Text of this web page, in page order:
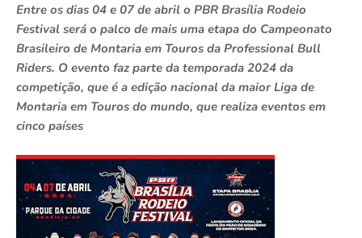
Entre os dias 04 e 07 de abril o PBR Brasília Rodeio
Festival será o palco de mais uma etapa do Campeonato
Brasileiro de Montaria em Touros da Professional Bull
Riders. O evento faz parte da temporada 2024 da
competição, que é a edição nacional da maior Liga de
Montaria em Touros do mundo, que realiza eventos em
cinco países